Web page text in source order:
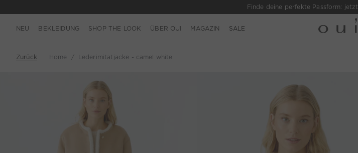
Finde deine perfekte Passform: jetzt
NEU BEKLEIDUNG SHOP THE LOOK ÜBER OUI MAGAZIN SALE
Zurück Home Lederimitatjacke - camel white